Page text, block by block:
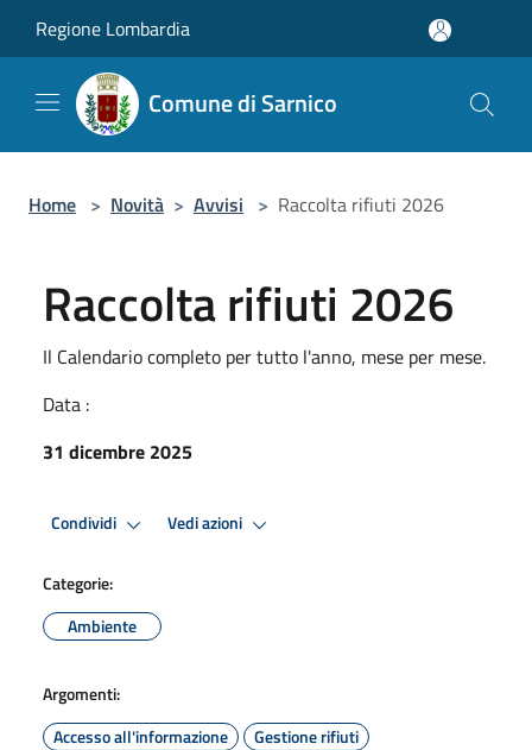
Regione Lombardia
Comune di Sarnico
Home > Novità > Avvisi > Raccolta rifiuti 2026
Raccolta rifiuti 2026
Il Calendario completo per tutto l'anno, mese per mese.
Data :
31 dicembre 2025
Condividi Vedi azioni
Categorie:
Ambiente
Argomenti:
Accesso all'informazione
Gestione rifiuti